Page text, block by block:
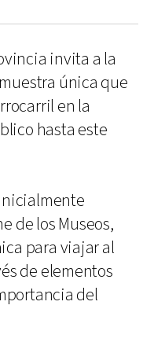
invita a la
única que
en la
hasta este
de los Museos,
para viajar al
de elementos
del